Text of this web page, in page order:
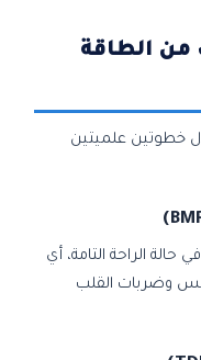
الطاقة
خطوتين علميتين
الراحة التامة، أي
وضربات القلب